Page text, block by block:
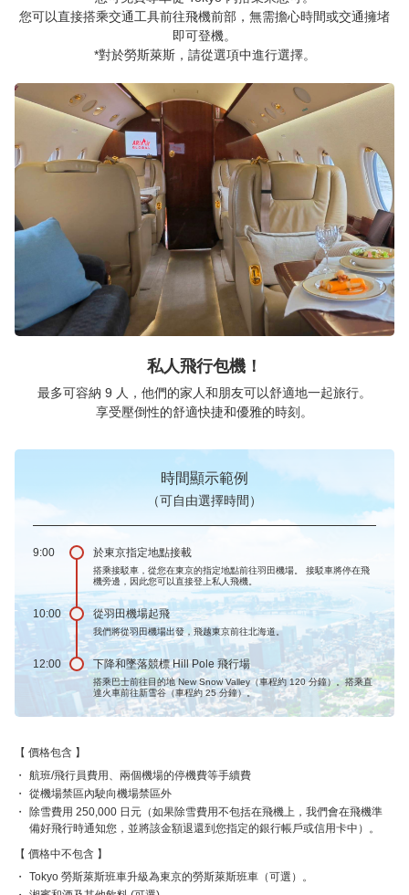
您可以直接搭乘交通工具前往飛機前部，無需擔心時間或交通擁堵
即可登機。
*對於勞斯萊斯，請從選項中進行選擇。
私人飛行包機！
最多可容納 9 人，他們的家人和朋友可以舒適地一起旅行。
享受壓倒性的舒適快捷和優雅的時刻。
時間顯示範例
（可自由選擇時間）
9:00 於東京指定地點接載
搭乘接駁車，從您在東京的指定地點前往羽田機場。 接駁車將停在飛
機旁邊，因此您可以直接登上私人飛機。
10:00 從羽田機場起飛
我們將從羽田機場出發，飛越東京前往北海道。
12:00 下降和墜落競標 Hill Pole 飛行場
搭乘巴士前往目的地 New Snow Valley（車程約 120 分鐘）。搭乘直
達火車前往新雪谷（車程約 25 分鐘）。
價格包含
航班/飛行員費用、兩個機場的停機費等手續費
從機場禁區內駛向機場禁區外
除雪費用 250,000 日元（如果除雪費用不包括在飛機上，我們會在飛機準
備好飛行時通知您，並將該金額退還到您指定的銀行帳戶或信用卡中）。
價格中不包含
Tokyo 勞斯萊斯班車升級為東京的勞斯萊斯班車（可選）。